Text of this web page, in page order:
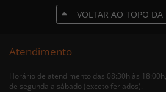
VOLTAR AO TOPO
Atendimento
Horário de atendimento das 08:30h às 18:00h,
de segunda a sábado (exceto feriados).